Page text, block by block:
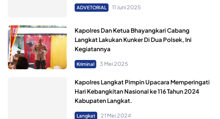
ADVETORIAL 11 Juni 2025
Kapolres Dan Ketua Bhayangkari Cabang
Langkat Lakukan Kunker Di Dua Polsek, Ini
Kegiatannya
Kriminal 3 Mei 2025
Kapolres Langkat Pimpin Upacara Memperingati
Hari Kebangkitan Nasional ke 116 Tahun 2024
Kabupaten Langkat.
Langkat 21 Mei 2024